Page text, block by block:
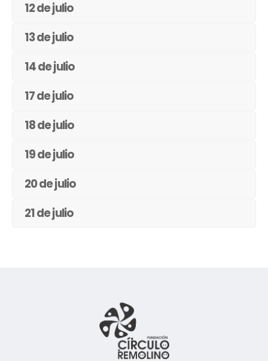
12 de julio
13 de julio
14 de julio
17 de julio
18 de julio
19 de julio
20 de julio
21 de julio